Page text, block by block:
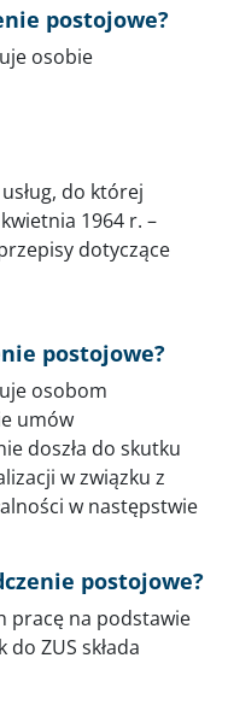
postojowe?
osobie
do której
1964 r. –
dotyczące
postojowe?
osobom
umów
doszła do skutku
w związku z
w następstwie
postojowe?
pracę na podstawie
ZUS składa